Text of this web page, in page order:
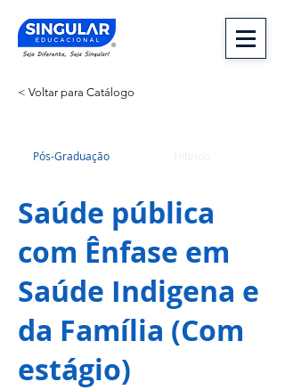
< Voltar para Catálogo
Pós-Graduação
Saúde pública
com Ênfase em
Saúde Indigena e
da Família (Com
estágio)